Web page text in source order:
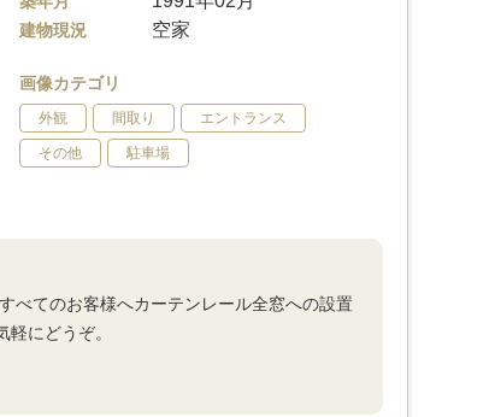
建物現況 空家
画像カテゴリ
外観 間取り エントランス
その他 駐車場
べてのお客様へカーテンレール全窓への設置
にどうぞ。